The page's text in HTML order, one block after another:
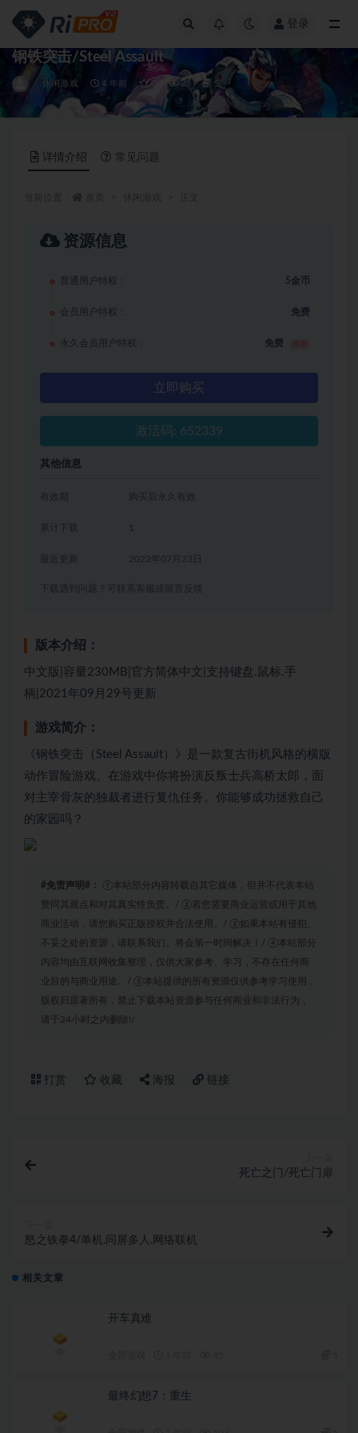
登录
钢铁突击/Steel Assault
休闲游戏 4 年前 0 23 5
详情介绍 常见问题
资源信息
普通用户特权： 5金币
会员用户特权： 免费
永久会员用户特权： 免费
立即购买
激活码: 652339
其他信息
有效期 购买后永久有效
累计下载 1
2022年07月23日
下载遇到问题？可联系客服或留言反馈
版本介绍：
中文版|容量230MB|官方简体中文|支持键盘.鼠标.手
柄|2021年09月29号更新
游戏简介：
《钢铁突击（Steel Assault）》是一款复古街机风格的横版
动作冒险游戏。在游戏中你将扮演反叛士兵高桥太郎，面
对主宰骨灰的独裁者进行复仇任务。你能够成功拯救自己
的家园吗？
#免责声明#：
①本站部分内容转载自其它媒体，但并不代表本站
赞同其观点和对其真实性负责。/ ②若您需要商业运营或用于其他
商业活动，请您购买正版授权并合法使用。/ ③如果本站有侵犯、
不妥之处的资源，请联系我们。将会第一时间解决！/ ④本站部分
内容均由互联网收集整理，仅供大家参考、学习，不存在任何商
业目的与商业用途。/ ⑤本站提供的所有资源仅供参考学习使用，
版权归原著所有，禁止下载本站资源参与任何商业和非法行为，
请于24小时之内删除!/
打赏 收藏 海报 链接
死亡之门/死亡门扉
怒之铁拳4/单机.同屏多人.网络联机
相关文章
开车真难
最终幻想7：重生